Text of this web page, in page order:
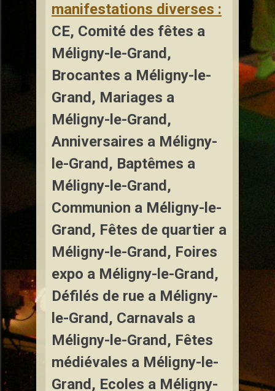
manifestations diverses :
CE, Comité des fêtes a
Méligny-le-Grand,
Brocantes a Méligny-le-
Grand, Mariages a
Méligny-le-Grand,
Anniversaires a Méligny-
le-Grand, Baptêmes a
Méligny-le-Grand,
Communion a Méligny-le-
Grand, Fêtes de quartier a
Méligny-le-Grand, Foires
expo a Méligny-le-Grand,
Défilés de rue a Méligny-
le-Grand, Carnavals a
Méligny-le-Grand, Fêtes
médiévales a Méligny-le-
Grand, Ecoles a Méligny-